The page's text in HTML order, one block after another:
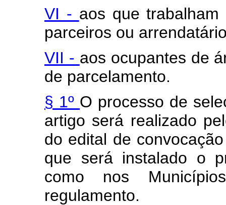
VI - aos que trabalham
parceiros ou
VII - aos ocupantes de
de parcelamento.
§ 1º O processo de
artigo será realizado
do edital de
que será instalado o
como nos
regulamento.